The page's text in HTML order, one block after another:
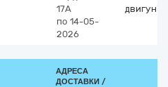
17А
по 14-05-
2026
двигунів
АДРЕСА
ДОСТАВКИ /